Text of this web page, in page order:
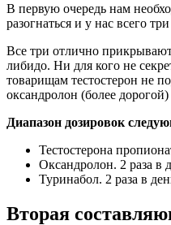
В первую очередь нам
разогнаться и у нас всего
Все три отлично
либидо. Ни для кого не
товарищам тестостерон не
оксандролон (более
Диапазон дозировок
Тестостерона
Оксандролон. 2 раза в
Туринабол. 2 раза в
Вторая